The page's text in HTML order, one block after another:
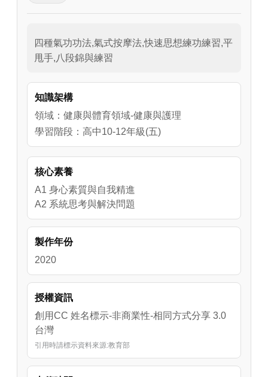
四種氣功功法,氣式按摩法,快速思想練功練習,平
甩手,八段錦與練習
知識架構
領域：健康與體育領域-健康與護理
學習階段：高中10-12年級(五)
核心素養
A1 身心素質與自我精進
A2 系統思考與解決問題
製作年份
2020
授權資訊
創用CC 姓名標示-非商業性-相同方式分享 3.0
台灣
引用時請標示資料來源:教育部